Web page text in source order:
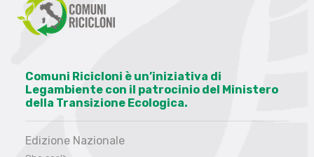
Comuni Ricicloni è un’iniziativa di
Legambiente con il patrocinio del Ministero
della Transizione Ecologica.
Edizione Nazionale